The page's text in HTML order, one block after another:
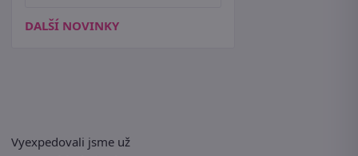
DALŠÍ NOVINKY
Vyexpedovali jsme už